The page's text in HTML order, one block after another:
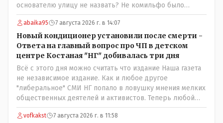
основателю улицу не назвать? Не комильфо было
генерал-губернаторам улицы дарить? При СССР что то
знали о нем такое нехорошее? Ну и сейчас значит не
надо. Обойдёмся как-нибудь vofkakst: Где ономасты,
которые топят за возвращение исторических
названийТак вернули же историческое Кустанай
коренное название городишка
abaika95 7 августа 2026 г. в 14:07
Новый кондиционер установили после смерти -
Ответа на главный вопрос про ЧП в детском
центре Костаная "НГ" добивалась три дня
Всё с этого дня можно считать что издание Наша газета
не независимое издание. Как и любое другое
"либеральное" СМИ НГ попало в ловушку мнения мелких
общественных деятелей и активистов. Теперь любой
активист и НПОшник будет поносить и диктовать
условия газете информационно бомбордируя ее пока та
vofkakst 7 августа 2026 г. в 11:58